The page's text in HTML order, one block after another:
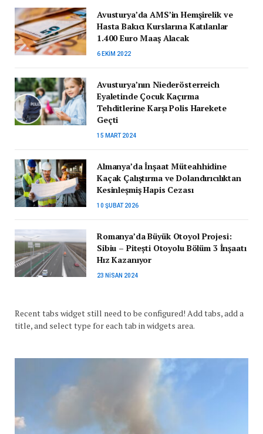
Avusturya’da AMS’in Hemşirelik ve
Hasta Bakıcı Kurslarına Katılanlar
1.400 Euro Maaş Alacak
6 EKIM 2022
Avusturya’nın Niederösterreich
Eyaletinde Çocuk Kaçırma
Tehditlerine Karşı Polis Harekete
Geçti
15 MART 2024
Almanya’da İnşaat Müteahhidine
Kaçak Çalıştırma ve Dolandırıcılıktan
Kesinleşmiş Hapis Cezası
10 ŞUBAT 2026
Romanya’da Büyük Otoyol Projesi:
Sibiu – Pitești Otoyolu Bölüm 3 İnşaatı
Hız Kazanıyor
23 NISAN 2024
Recent tabs widget still need to be configured! Add tabs, add a
title, and select type for each tab in widgets area.